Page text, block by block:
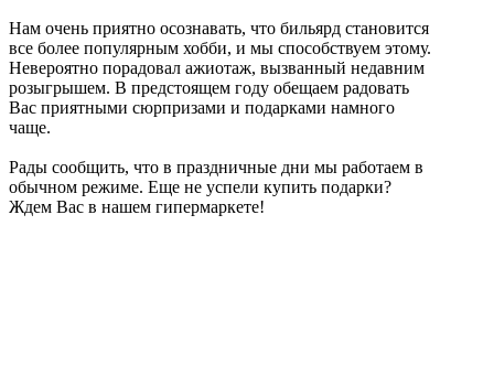
Нам очень приятно осознавать, что бильярд становится
все более популярным хобби, и мы способствуем этому.
Невероятно порадовал ажиотаж, вызванный недавним
розыгрышем. В предстоящем году обещаем радовать
Вас приятными сюрпризами и подарками намного
чаще.
Рады сообщить, что в праздничные дни мы работаем в
обычном режиме. Еще не успели купить подарки?
Ждем Вас в нашем гипермаркете!